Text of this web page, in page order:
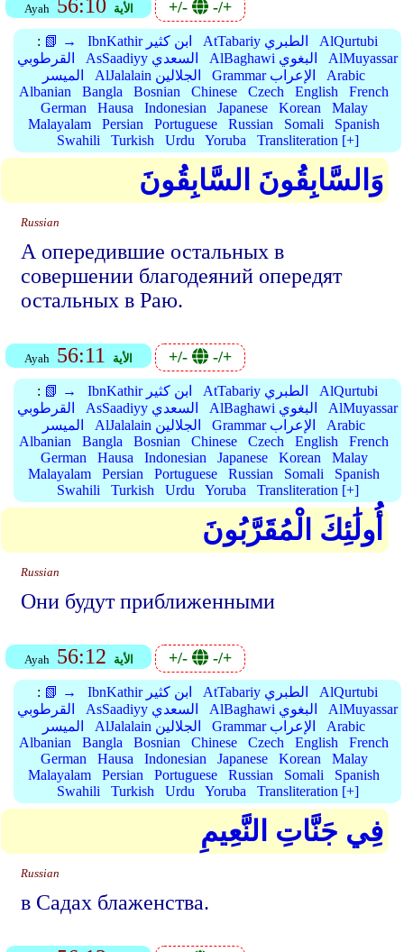
Ayah 56:10 الأية +/- -/+
: 📗 → IbnKathir ابن كثير AtTabariy الطبري
AlQurtubi
القرطوبي
AsSaadiyy السعدي AlBaghawi البغوي
AlMuyassar
الميسر
AlJalalain الجلالين Grammar الإعراب
Arabic
Albanian
Bangla Bosnian Chinese Czech English
French
German
Hausa Indonesian Japanese Korean
Malay
Malayalam
Persian Portuguese Russian Somali
Spanish
Swahili
Turkish Urdu Yoruba Transliteration [+]
وَالسَّابِقُونَ السَّابِقُونَ
Russian
А опередившие остальных в
совершении благодеяний опередят
остальных в Раю.
Ayah 56:11 الأية +/- -/+
: 📗 → IbnKathir ابن كثير AtTabariy الطبري
AlQurtubi
القرطوبي
AsSaadiyy السعدي AlBaghawi البغوي
AlMuyassar
الميسر
AlJalalain الجلالين Grammar الإعراب
Arabic
Albanian
Bangla Bosnian Chinese Czech English
French
German
Hausa Indonesian Japanese Korean
Malay
Malayalam
Persian Portuguese Russian Somali
Spanish
Swahili
Turkish Urdu Yoruba Transliteration [+]
أُولَٰئِكَ الْمُقَرَّبُونَ
Russian
Они будут приближенными
Ayah 56:12 الأية +/- -/+
: 📗 → IbnKathir ابن كثير AtTabariy الطبري
AlQurtubi
القرطوبي
AsSaadiyy السعدي AlBaghawi البغوي
AlMuyassar
الميسر
AlJalalain الجلالين Grammar الإعراب
Arabic
Albanian
Bangla Bosnian Chinese Czech English
French
German
Hausa Indonesian Japanese Korean
Malay
Malayalam
Persian Portuguese Russian Somali
Spanish
Swahili
Turkish Urdu Yoruba Transliteration [+]
فِي جَنَّاتِ النَّعِيمِ
Russian
в Садах блаженства.